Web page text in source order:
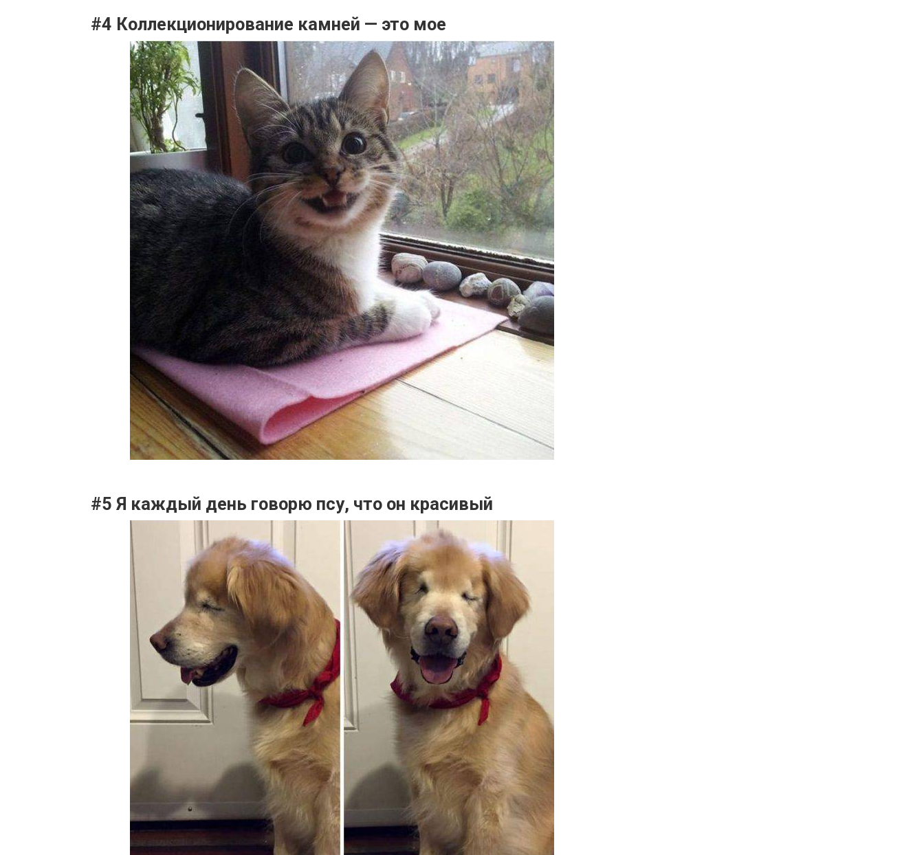
#4 Коллекционирование камней — это мое
#5 Я каждый день говорю псу, что он красивый